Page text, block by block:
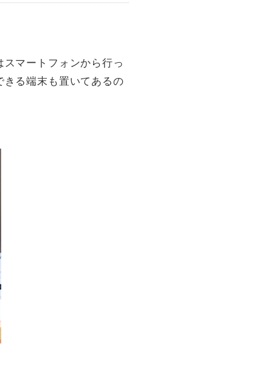
マートフォンから行っ
る端末も置いてあるの